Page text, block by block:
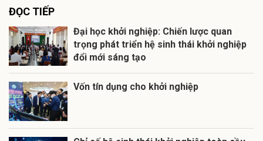
ĐỌC TIẾP
Đại học khởi nghiệp: Chiến lược quan
trọng phát triển hệ sinh thái khởi nghiệp
đổi mới sáng tạo
Vốn tín dụng cho khởi nghiệp